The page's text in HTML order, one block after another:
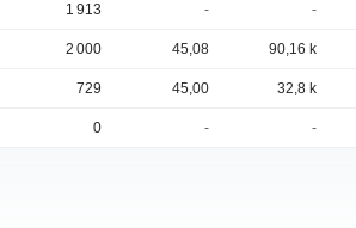
1 913 - -
2 000 45,08 90,16 k
729 45,00 32,8 k
0 - -